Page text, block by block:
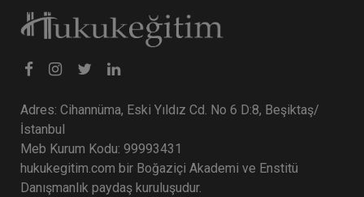
Adres: Cihannüma, Eski Yıldız Cd. No 6 D:8, Beşiktaş/
İstanbul
Meb Kurum Kodu: 99993431
hukukegitim.com bir Boğaziçi Akademi ve Enstitü
Danışmanlık paydaş kuruluşudur.